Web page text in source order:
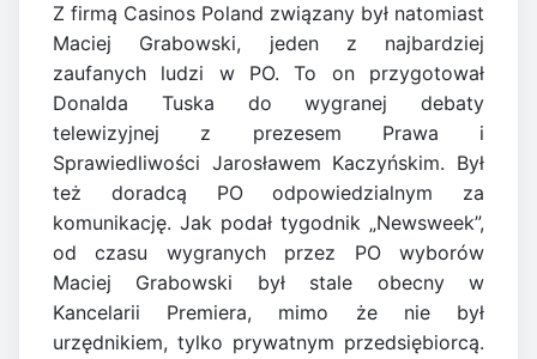
Z firmą Casinos Poland związany był natomiast
Maciej Grabowski, jeden z najbardziej
zaufanych ludzi w PO. To on przygotował
Donalda Tuska do wygranej debaty
telewizyjnej z prezesem Prawa i
Sprawiedliwości Jarosławem Kaczyńskim. Był
też doradcą PO odpowiedzialnym za
komunikację. Jak podał tygodnik „Newsweek”,
od czasu wygranych przez PO wyborów
Maciej Grabowski był stale obecny w
Kancelarii Premiera, mimo że nie był
urzędnikiem, tylko prywatnym przedsiębiorcą.